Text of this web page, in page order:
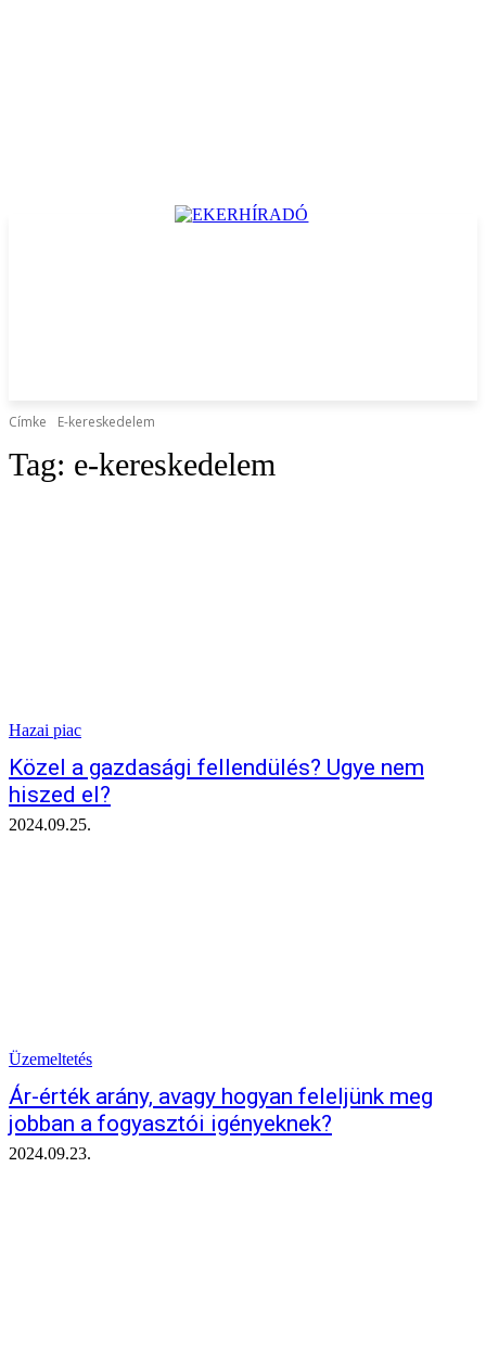
Címke E-kereskedelem
Tag: e-kereskedelem
Hazai piac
Közel a gazdasági fellendülés? Ugye nem
hiszed el?
2024.09.25.
Üzemeltetés
Ár-érték arány, avagy hogyan feleljünk meg
jobban a fogyasztói igényeknek?
2024.09.23.